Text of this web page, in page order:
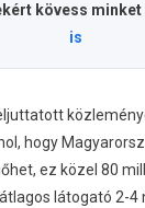
kövess minket
is
hogy
ez közel 80
látogató 2-4